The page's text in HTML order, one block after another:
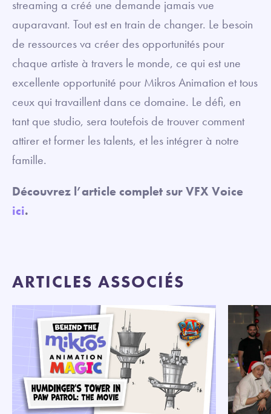
streaming a créé une demande jamais vue
auparavant. Tout est en train de changer. Le besoin
de ressources va créer des opportunités pour
chaque artiste à travers le monde, ce qui est une
excellente opportunité pour Mikros Animation et tous
ceux qui travaillent dans ce domaine. Le défi, en
tant que studio, sera toutefois de trouver comment
attirer et former les talents, et les intégrer à notre
famille.
Découvrez l’article complet sur VFX Voice
ici.
ARTICLES ASSOCIÉS